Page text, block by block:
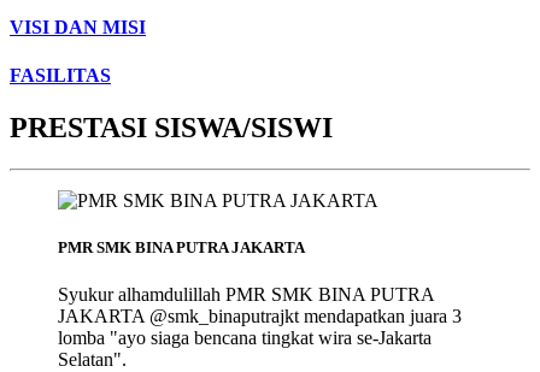
VISI DAN MISI
FASILITAS
PRESTASI SISWA/SISWI
PMR SMK BINA PUTRA JAKARTA
Syukur alhamdulillah PMR SMK BINA PUTRA
JAKARTA @smk_binaputrajkt mendapatkan juara 3
lomba "ayo siaga bencana tingkat wira se-Jakarta
Selatan".